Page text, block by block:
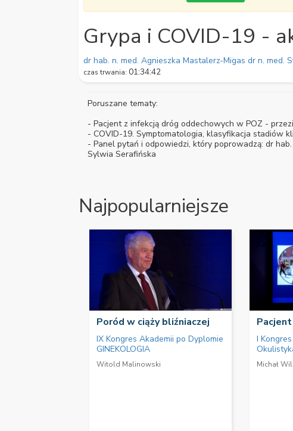
hour,
minutes,
42
90%
Grypa i COVID-19 -
dr hab. n. med. Agnieszka Mastalerz-Migas dr n. med.
czas trwania: 01:34:42
Poruszane tematy:
- Pacjent z infekcją dróg oddechowych w POZ -
- COVID-19. Symptomatologia, klasyfikacja stadiów
- Panel pytań i odpowiedzi, który poprowadzą: dr
Sylwia Serafińska
Najpopularniejsze
Poród w ciąży bliźniaczej
IX Kongres Akademii po Dyplomie
GINEKOLOGIA
Witold Malinowski
Pacjent
I
Michał